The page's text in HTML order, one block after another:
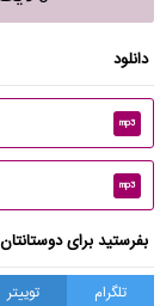
دانلود
mp3
mp3
بفرستید برای دوستانتان
تلگرام توییتر